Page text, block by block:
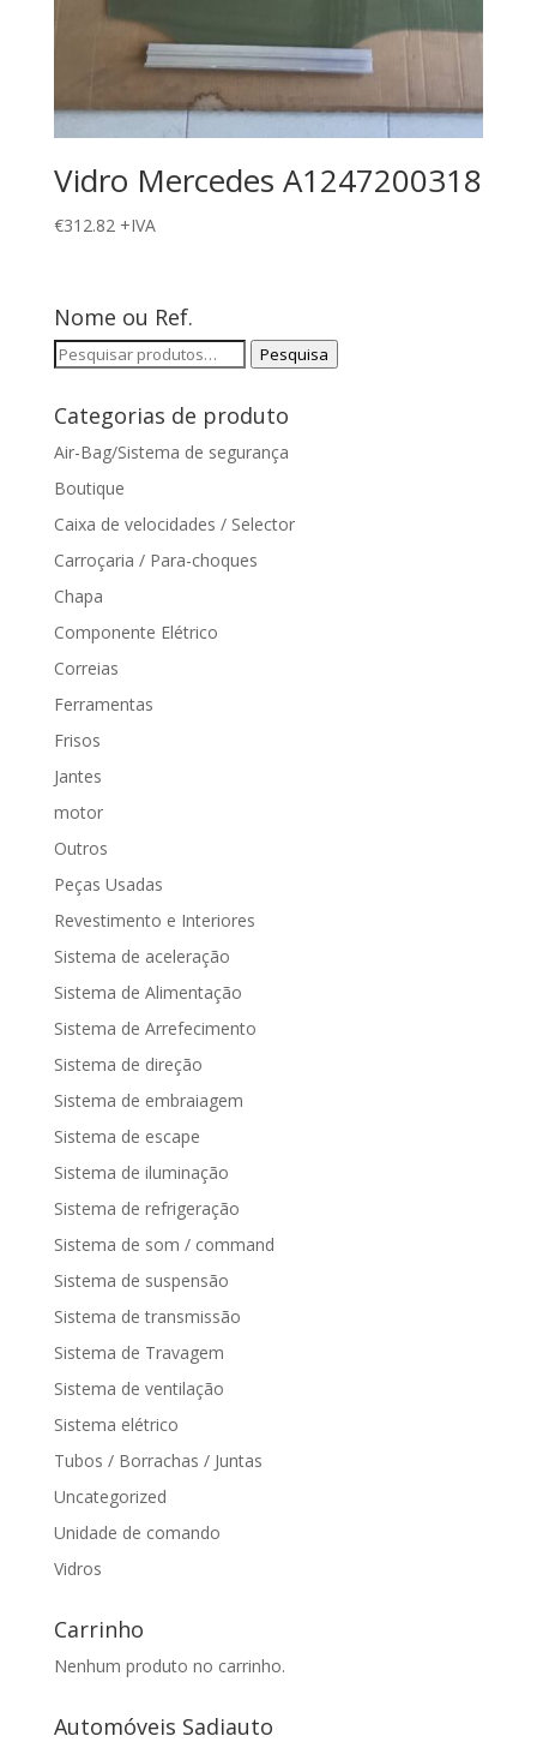
Vidro Mercedes A1247200318
€312.82 +IVA
Nome ou Ref.
Pesquisar
Pesquisa
Categorias de produto
Air-Bag/Sistema de segurança
Boutique
Caixa de velocidades / Selector
Carroçaria / Para-choques
Chapa
Componente Elétrico
Correias
Ferramentas
Frisos
Jantes
motor
Outros
Peças Usadas
Revestimento e Interiores
Sistema de aceleração
Sistema de Alimentação
Sistema de Arrefecimento
Sistema de direção
Sistema de embraiagem
Sistema de escape
Sistema de iluminação
Sistema de refrigeração
Sistema de som / command
Sistema de suspensão
Sistema de transmissão
Sistema de Travagem
Sistema de ventilação
Sistema elétrico
Tubos / Borrachas / Juntas
Uncategorized
Unidade de comando
Vidros
Carrinho
Nenhum produto no carrinho.
Automóveis Sadiauto